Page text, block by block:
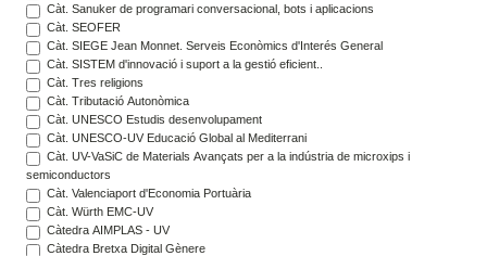
Càt. Sanuker de programari conversacional, bots i aplicacions
Càt. SEOFER
Càt. SIEGE Jean Monnet. Serveis Econòmics d'Interés General
Càt. SISTEM d'innovació i suport a la gestió eficient..
Càt. Tres religions
Càt. Tributació Autonòmica
Càt. UNESCO Estudis desenvolupament
Càt. UNESCO-UV Educació Global al Mediterrani
Càt. UV-VaSiC de Materials Avançats per a la indústria de microxips i
semiconductors
Càt. Valenciaport d'Economia Portuària
Càt. Würth EMC-UV
Càtedra AIMPLAS - UV
Càtedra Bretxa Digital Gènere